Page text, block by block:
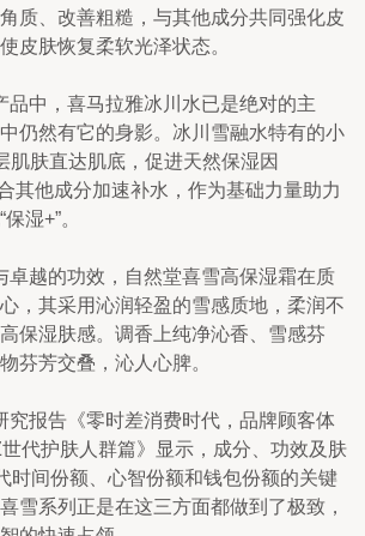
质、改善粗糙，与其他成分共同强化皮
皮肤恢复柔软光泽状态。
品中，喜马拉雅冰川水已是绝对的主
仍然有它的身影。冰川雪融水特有的小
肌肤直达肌底，促进天然保湿因
其他成分加速补水，作为基础力量助力
湿+”。
卓越的功效，自然堂喜雪高保湿霜在质
，其采用沁润轻盈的雪感质地，柔润不
保湿肤感。调香上纯净沁香、雪感芬
芬芳交叠，沁人心脾。
究报告《零时差消费时代，品牌顾客体
代护肤人群篇》显示，成分、功效及肤
时间份额、心智份额和钱包份额的关键
雪系列正是在这三方面都做到了极致，